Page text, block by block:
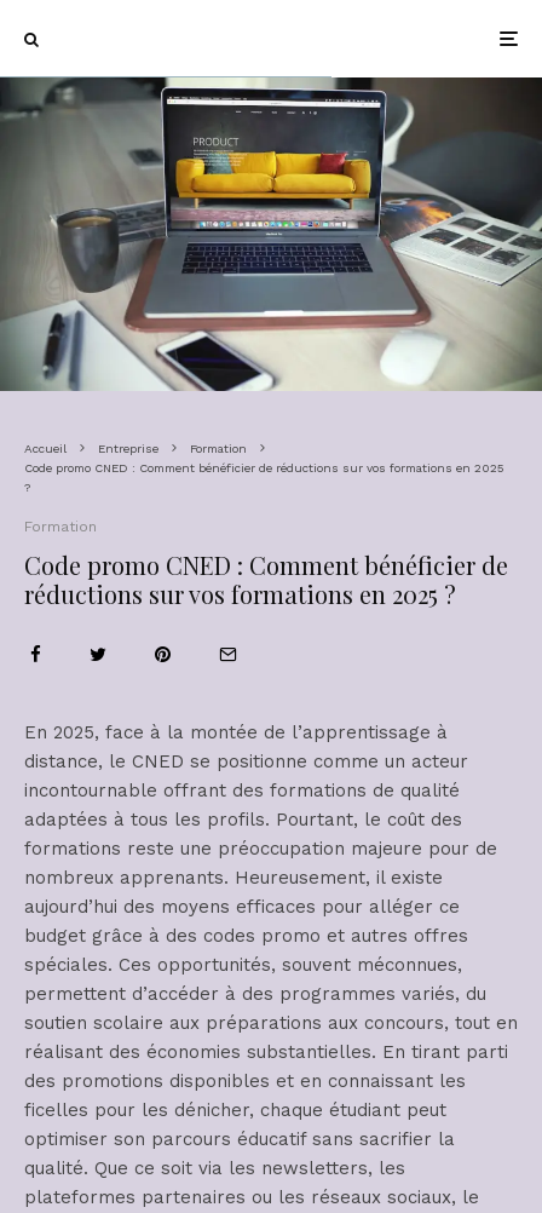
Accueil Entreprise
Formation
Code promo CNED : Comment bénéficier de réductions sur vos formations en 2025
?
Formation
Code promo CNED : Comment bénéficier de
réductions sur vos formations en 2025 ?
En 2025, face à la montée de l’apprentissage à
distance, le CNED se positionne comme un acteur
incontournable offrant des formations de qualité
adaptées à tous les profils. Pourtant, le coût des
formations reste une préoccupation majeure pour de
nombreux apprenants. Heureusement, il existe
aujourd’hui des moyens efficaces pour alléger ce
budget grâce à des codes promo et autres offres
spéciales. Ces opportunités, souvent méconnues,
permettent d’accéder à des programmes variés, du
soutien scolaire aux préparations aux concours, tout en
réalisant des économies substantielles. En tirant parti
des promotions disponibles et en connaissant les
ficelles pour les dénicher, chaque étudiant peut
optimiser son parcours éducatif sans sacrifier la
qualité. Que ce soit via les newsletters, les
plateformes partenaires ou les réseaux sociaux, le